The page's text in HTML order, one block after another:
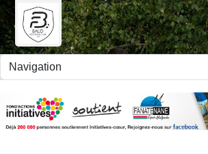
Panneau de gestion des cookies